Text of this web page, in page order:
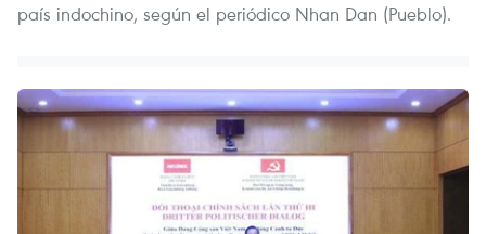
país indochino, según el periódico Nhan Dan (Pueblo).